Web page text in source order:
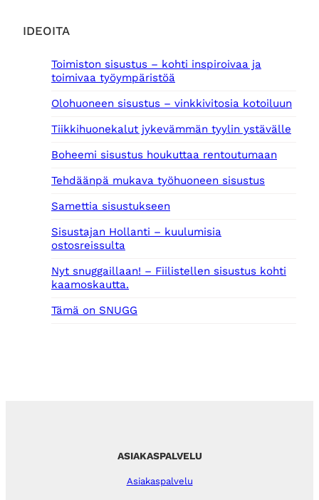
IDEOITA
Toimiston sisustus – kohti inspiroivaa ja
toimivaa työympäristöä
Olohuoneen sisustus – vinkkivitosia kotoiluun
Tiikkihuonekalut jykevämmän tyylin ystävälle
Boheemi sisustus houkuttaa rentoutumaan
Tehdäänpä mukava työhuoneen sisustus
Samettia sisustukseen
Sisustajan Hollanti – kuulumisia
ostosreissulta
Nyt snuggaillaan! – Fiilistellen sisustus kohti
kaamoskautta.
Tämä on SNUGG
ASIAKASPALVELU
Asiakaspalvelu